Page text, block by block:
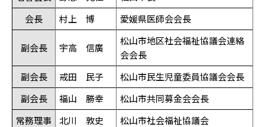
会長
村上 博 愛媛県医師会会長
副会長 宇高 信廣
松山市地区社会福祉協議会連絡
会会長
副会長
戒田 民子
松山市民生児童委員協議会会長
副会長
福山 勝幸
松山市共同募金会会長
常務理事
北川 敦史
松山市社会福祉協議会